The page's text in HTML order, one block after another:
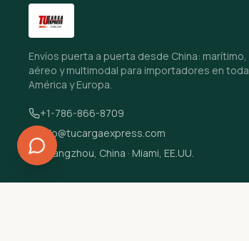
Envíos puerta a puerta desde China: marítimo,
aéreo y multimodal para importadores en toda
América y Europa.
+1-786-866-8709
info@tucargaexpress.com
Guangzhou, China · Miami, EE.UU.